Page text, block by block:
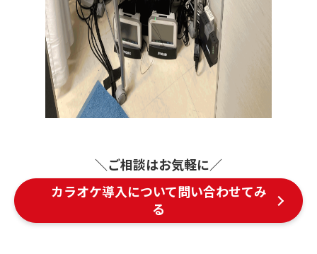
＼ご相談はお気軽に／
カラオケ導入について問い合わせてみ
る